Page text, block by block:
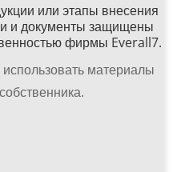
или этапы внесения
и документы защищены
фирмы Everall7.
материалы